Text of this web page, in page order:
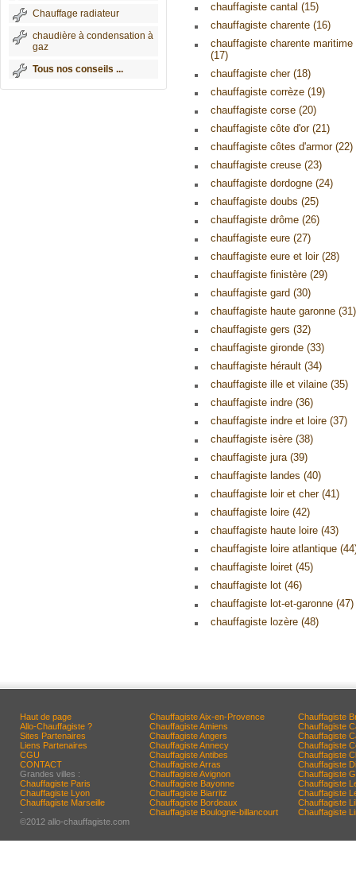
Chauffage radiateur
chaudière à condensation à
gaz
Tous nos conseils ...
chauffagiste cantal (15)
chauffagiste charente (16)
chauffagiste charente maritime
(17)
chauffagiste cher (18)
chauffagiste corrèze (19)
chauffagiste corse (20)
chauffagiste côte d'or (21)
chauffagiste côtes d'armor (22)
chauffagiste creuse (23)
chauffagiste dordogne (24)
chauffagiste doubs (25)
chauffagiste drôme (26)
chauffagiste eure (27)
chauffagiste eure et loir (28)
chauffagiste finistère (29)
chauffagiste gard (30)
chauffagiste haute garonne (31)
chauffagiste gers (32)
chauffagiste gironde (33)
chauffagiste hérault (34)
chauffagiste ille et vilaine (35)
chauffagiste indre (36)
chauffagiste indre et loire (37)
chauffagiste isère (38)
chauffagiste jura (39)
chauffagiste landes (40)
chauffagiste loir et cher (41)
chauffagiste loire (42)
chauffagiste haute loire (43)
chauffagiste loire atlantique
chauffagiste loiret (45)
chauffagiste lot (46)
chauffagiste lot-et-garonne (47)
chauffagiste lozère (48)
Haut de page
Allo-Chauffagiste ?
Sites Partenaires
Liens Partenaires
CGU
CONTACT
Grandes villes :
Chauffagiste Paris
Chauffagiste Lyon
Chauffagiste Marseille
-
©2012 allo-chauffagiste.com
Chauffagiste Aix-en-Provence
Chauffagiste Amiens
Chauffagiste Angers
Chauffagiste Annecy
Chauffagiste Antibes
Chauffagiste Arras
Chauffagiste Avignon
Chauffagiste Bayonne
Chauffagiste Biarritz
Chauffagiste Bordeaux
Chauffagiste Boulogne-billancourt
Chauffagiste
Chauffagiste
Chauffagiste
Chauffagiste
Chauffagiste
Chauffagiste
Chauffagiste
Chauffagiste
Chauffagiste
Chauffagiste
Chauffagiste